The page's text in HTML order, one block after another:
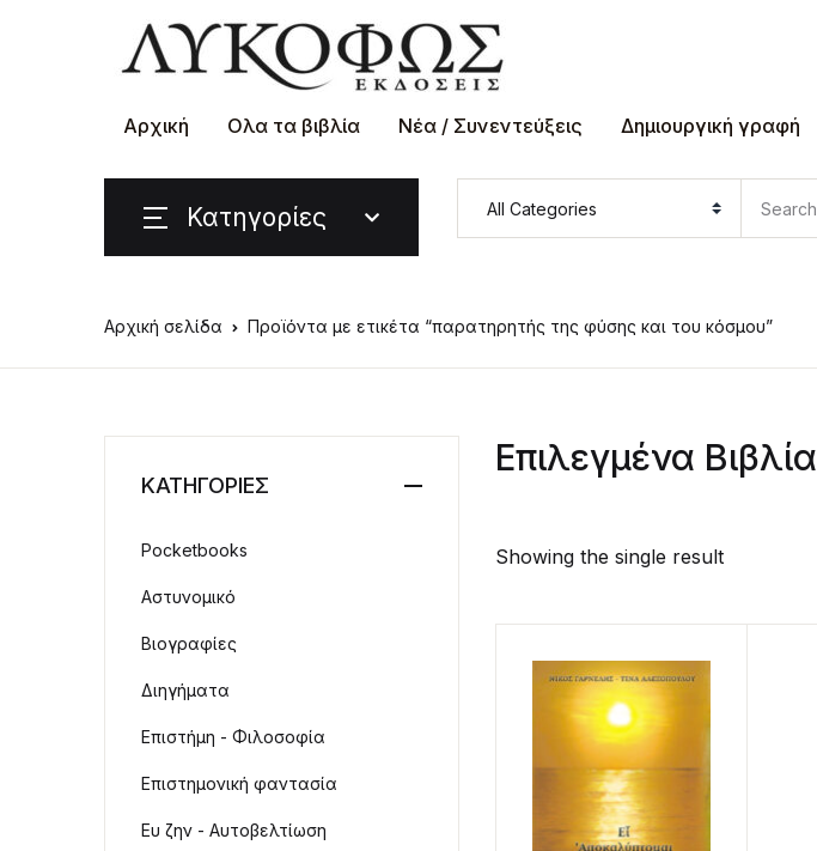
Αρχική Ολα τα βιβλία Νέα / Συνεντεύξεις Δημιουργική γραφή
Κατηγορίες
Αρχική σελίδα Προϊόντα με ετικέτα “παρατηρητής της φύσης και του κόσμου”
Επιλεγμένα Βιβλία
Showing the single result
ΚΑΤΗΓΟΡΙΕΣ
Pocketbooks
Αστυνομικό
Βιογραφίες
Διηγήματα
Επιστήμη - Φιλοσοφία
Επιστημονική φαντασία
Ευ ζην - Αυτοβελτίωση